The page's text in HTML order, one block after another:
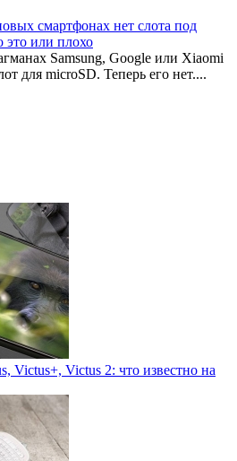
смартфонах нет слота под
или плохо
Samsung, Google или Xiaomi
для microSD. Теперь его нет....
Victus+, Victus 2: что известно на